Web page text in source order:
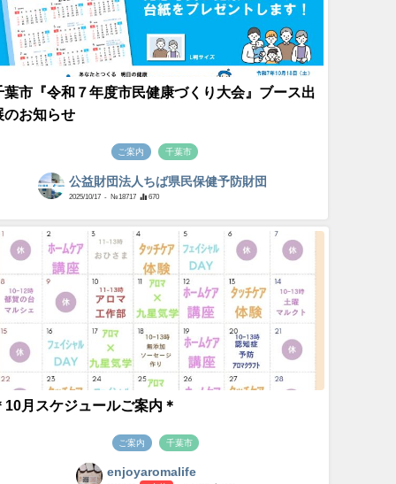
葉市『令和７年度市民健康づくり大会』ブース出
のお知らせ
ご案内 千葉市
公益財団法人ちば県民保健予防財団
2025/10/17 - №18717 670
10月スケジュールご案内＊
ご案内 千葉市
enjoyaromalife